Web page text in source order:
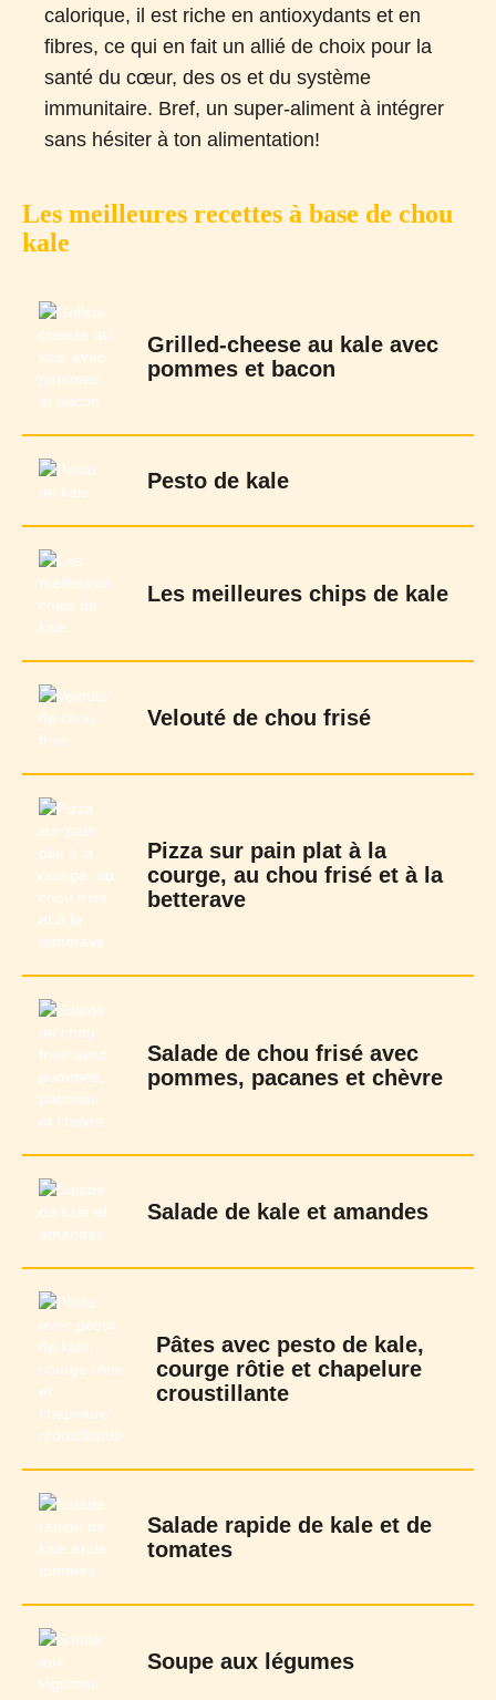
calorique, il est riche en antioxydants et en
fibres, ce qui en fait un allié de choix pour la
santé du cœur, des os et du système
immunitaire. Bref, un super-aliment à intégrer
sans hésiter à ton alimentation!
Les meilleures recettes à base de chou
kale
Grilled-cheese au kale avec
pommes et bacon
Pesto de kale
Les meilleures chips de kale
Velouté de chou frisé
Pizza sur pain plat à la
courge, au chou frisé et à la
betterave
Salade de chou frisé avec
pommes, pacanes et chèvre
Salade de kale et amandes
Pâtes avec pesto de kale,
courge rôtie et chapelure
croustillante
Salade rapide de kale et de
tomates
Soupe aux légumes